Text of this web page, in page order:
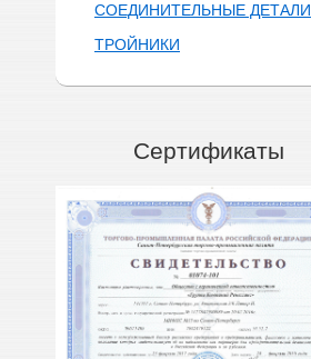
СОЕДИНИТЕЛЬНЫЕ ДЕТАЛИ
ТРОЙНИКИ
Сертификаты